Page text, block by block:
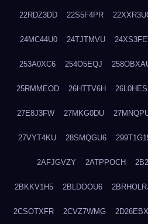
22RDZ3DD 22S5F4PR
24MC44U0 24TJTMVU
253A0XC6 254O5EQJ
25RMMEOD 26HTTV6H
27E8J3FW 27MKG0DU
27VYT4KU 28SMQGU6
2AFJGVZY 2ATPPOCH
2BKKV1H5 2BLDOOU6
2CSOTXFR 2CVZ7WMG